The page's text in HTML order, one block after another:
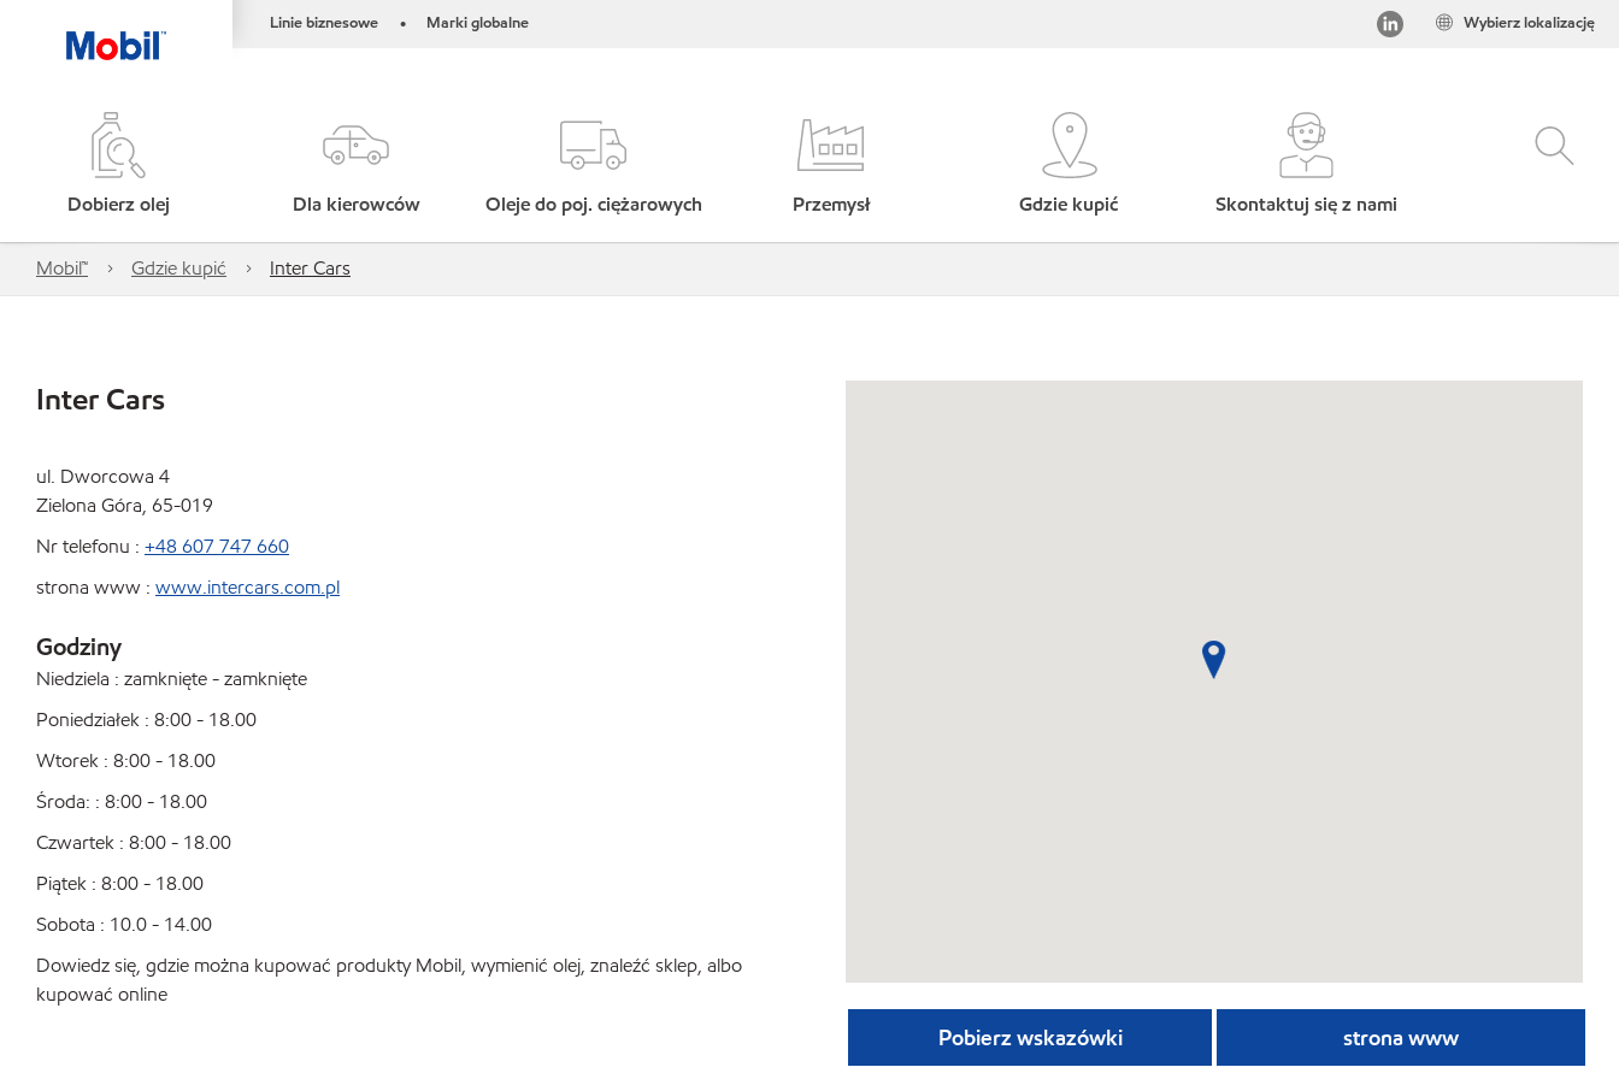
Linie biznesowe • Marki globalne Wybierz lokalizację
Dobierz olej Dla kierowców Oleje do poj. ciężarowych Przemysł Gdzie kupić Skontaktuj się z nami
Mobil™ Gdzie kupić Inter Cars
Inter Cars
ul. Dworcowa 4
Zielona Góra, 65-019
Nr telefonu : +48 607 747 660
strona www : www.intercars.com.pl
Godziny
Niedziela : zamknięte - zamknięte
Poniedziałek : 8:00 - 18.00
Wtorek : 8:00 - 18.00
Środa: : 8:00 - 18.00
Czwartek : 8:00 - 18.00
Piątek : 8:00 - 18.00
Sobota : 10.0 - 14.00
Dowiedz się, gdzie można kupować produkty Mobil, wymienić olej, znaleźć sklep, albo
kupować online
Pobierz wskazówki strona www